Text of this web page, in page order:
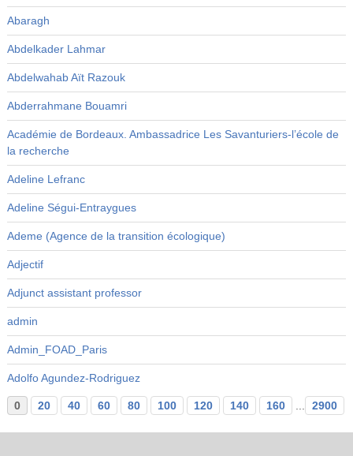
Abaragh
Abdelkader Lahmar
Abdelwahab Aït Razouk
Abderrahmane Bouamri
Académie de Bordeaux. Ambassadrice Les Savanturiers-l’école de
la recherche
Adeline Lefranc
Adeline Ségui-Entraygues
Ademe (Agence de la transition écologique)
Adjectif
Adjunct assistant professor
admin
Admin_FOAD_Paris
Adolfo Agundez-Rodriguez
0 20 40 60 80 100 120 140 160 ... 2900